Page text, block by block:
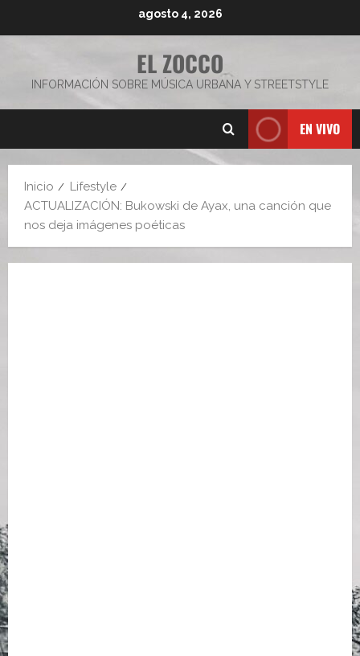
agosto 4, 2026
EL ZOCCO
INFORMACIÓN SOBRE MÚSICA URBANA Y STREETSTYLE
EN VIVO
Inicio
Lifestyle
ACTUALIZACIÓN: Bukowski de Ayax, una canción que
nos deja imágenes poéticas